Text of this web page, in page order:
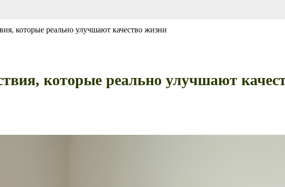
которые реально улучшают качество жизни
которые реально улучшают